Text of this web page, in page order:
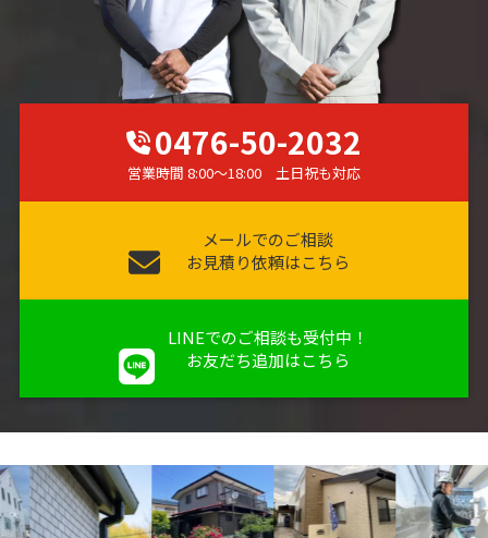
0476-50-2032
営業時間 8:00～18:00 土日祝も対応
メールでのご相談
お見積り依頼はこちら
LINEでのご相談も受付中！
お友だち追加はこちら